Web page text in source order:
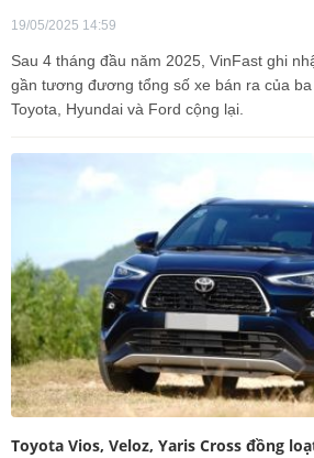
19/05/2025 14:59
Sau 4 tháng đầu năm 2025, VinFast ghi
gần tương đương tổng số xe bán ra của
Toyota, Hyundai và Ford cộng lại.
Toyota Vios, Veloz, Yaris Cross đồng